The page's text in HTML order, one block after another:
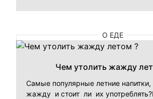
О ЕДЕ
Чем утолить жажду
Самые популярные летние напитки,
жажду и стоит ли их